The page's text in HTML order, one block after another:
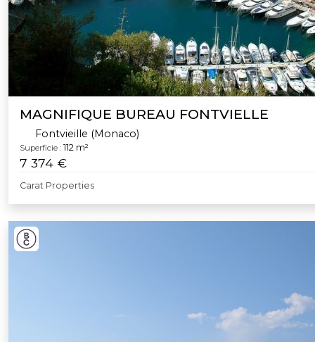
MAGNIFIQUE BUREAU FONTVIELLE
Fontvieille (Monaco)
Superficie : 112 m²
7 374 €
Carat Properties